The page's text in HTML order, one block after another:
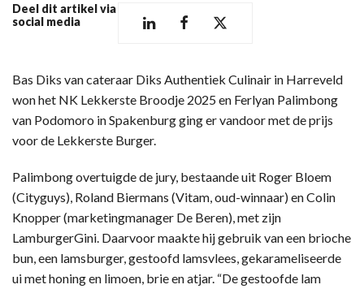
Deel dit artikel via
social media
Bas Diks van cateraar Diks Authentiek Culinair in Harreveld
won het NK Lekkerste Broodje 2025 en Ferlyan Palimbong
van Podomoro in Spakenburg ging er vandoor met de prijs
voor de Lekkerste Burger.
Palimbong overtuigde de jury, bestaande uit Roger Bloem
(Cityguys), Roland Biermans (Vitam, oud-winnaar) en Colin
Knopper (marketingmanager De Beren), met zijn
LamburgerGini. Daarvoor maakte hij gebruik van een brioche
bun, een lamsburger, gestoofd lamsvlees, gekarameliseerde
ui met honing en limoen, brie en atjar. “De gestoofde lam